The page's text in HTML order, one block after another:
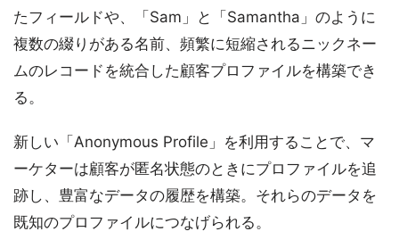
たフィールドや、「Sam」と「Samantha」のように
複数の綴りがある名前、頻繁に短縮されるニックネー
ムのレコードを統合した顧客プロファイルを構築でき
る。
新しい「Anonymous Profile」を利用することで、マ
ーケターは顧客が匿名状態のときにプロファイルを追
跡し、豊富なデータの履歴を構築。それらのデータを
既知のプロファイルにつなげられる。